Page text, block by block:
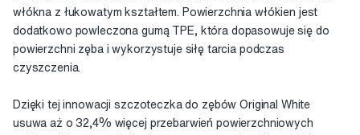
włókna z łukowatym kształtem. Powierzchnia włókien jest
dodatkowo powleczona gumą TPE, która dopasowuje się do
powierzchni zęba i wykorzystuje siłę tarcia podczas
czyszczenia.
Dzięki tej innowacji szczoteczka do zębów Original White
usuwa aż o 32,4% więcej przebarwień powierzchniowych